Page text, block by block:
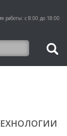
работы: с 8:00 до 18:00